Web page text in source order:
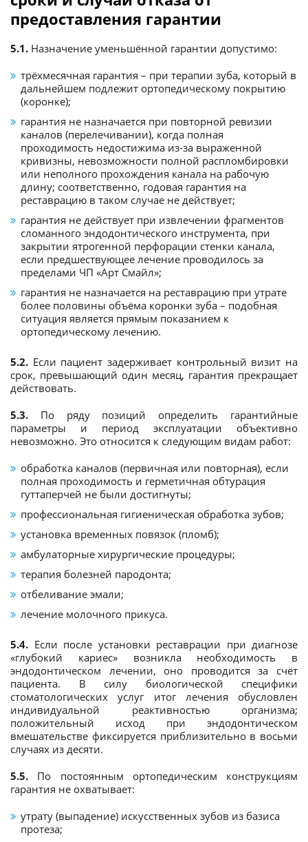
предоставления гарантии
5.1. Назначение уменьшённой гарантии допустимо:
трёхмесячная гарантия – при терапии зуба, который в
дальнейшем подлежит ортопедическому покрытию
(коронке);
гарантия не назначается при повторной ревизии
каналов (перелечивании), когда полная
проходимость недостижима из-за выраженной
кривизны, невозможности полной распломбировки
или неполного прохождения канала на рабочую
длину; соответственно, годовая гарантия на
реставрацию в таком случае не действует;
гарантия не действует при извлечении фрагментов
сломанного эндодонтического инструмента, при
закрытии ятрогенной перфорации стенки канала,
если предшествующее лечение проводилось за
пределами ЧП «Арт Смайл»;
гарантия не назначается на реставрацию при утрате
более половины объёма коронки зуба – подобная
ситуация является прямым показанием к
ортопедическому лечению.
5.2. Если пациент задерживает контрольный визит на
срок, превышающий один месяц, гарантия прекращает
действовать.
5.3. По ряду позиций определить гарантийные
параметры и период эксплуатации объективно
невозможно. Это относится к следующим видам работ:
обработка каналов (первичная или повторная), если
полная проходимость и герметичная обтурация
гуттаперчей не были достигнуты;
профессиональная гигиеническая обработка зубов;
установка временных повязок (пломб);
амбулаторные хирургические процедуры;
терапия болезней пародонта;
отбеливание эмали;
лечение молочного прикуса.
5.4. Если после установки реставрации при диагнозе
«глубокий кариес» возникла необходимость в
эндодонтическом лечении, оно проводится за счёт
пациента. В силу биологической специфики
стоматологических услуг итог лечения обусловлен
индивидуальной реактивностью организма;
положительный исход при эндодонтическом
вмешательстве фиксируется приблизительно в восьми
случаях из десяти.
5.5. По постоянным ортопедическим конструкциям
гарантия не охватывает:
утрату (выпадение) искусственных зубов из базиса
протеза;